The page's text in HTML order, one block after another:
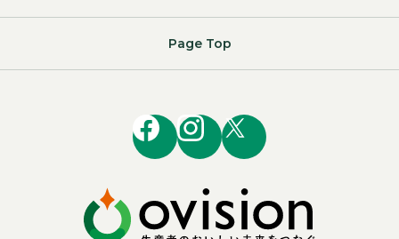
Page Top